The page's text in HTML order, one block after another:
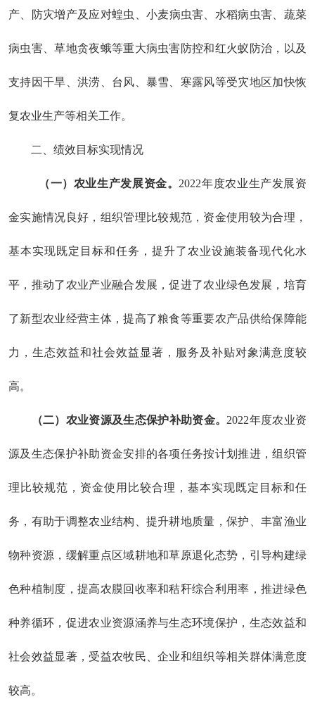
产、防灾增产及应对蝗虫、小麦病虫害、水稻病虫害、蔬菜
病虫害、草地贪夜蛾等重大病虫害防控和红火蚁防治，以及
支持因干旱、洪涝、台风、暴雪、寒露风等受灾地区加快恢
复农业生产等相关工作。
二、 绩效目标实现情况
（一）农业生产发展资金。 2022年度农业生产发展资
金实施情况良好，组织管理比较规范，资金使用较为合理，
基本实现既定目标和任务， 提升了农业设施装备现代化水
平 ，推动了农业产业融合发展，促进了农业绿色发展，培育
了新型农业经营主体，提高了粮食等重要农产品供给保障能
力 ， 生态效益和社会效益显著 ， 服务及补贴对象满意度较
高。
（二）农业资源及生态保护补助资金。 2022年度农业资
源及生态保护补助资金安排的各项任务按计划推进，组织管
理比较规范，资金使用比较合理，基本实现既定目标和任
务，有助于调整农业结构、提升耕地质量，保护、丰富渔业
物种资源，缓解重点区域耕地和草原退化态势，引导构建绿
色种植制度， 提高农膜回收率和秸秆综合利用率，推进绿色
种养循环，促进农业资源涵养与生态环境保护，生态效益和
社会效益显著，受益农牧民、企业和组织等相关群体满意度
较高。